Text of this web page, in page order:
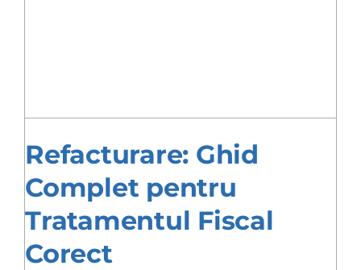
Refacturare: Ghid
Complet pentru
Tratamentul Fiscal
Corect